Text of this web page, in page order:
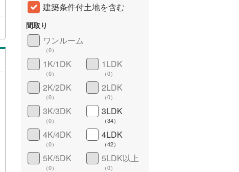
建築条件付土地を含む
間取り
ワンルーム
（0）
1K/1DK
（0）
1LDK
（0）
2K/2DK
（0）
2LDK
（0）
3K/3DK
（0）
3LDK
（34）
4K/4DK
（0）
4LDK
（42）
5K/5DK
（0）
5LDK以上
（0）